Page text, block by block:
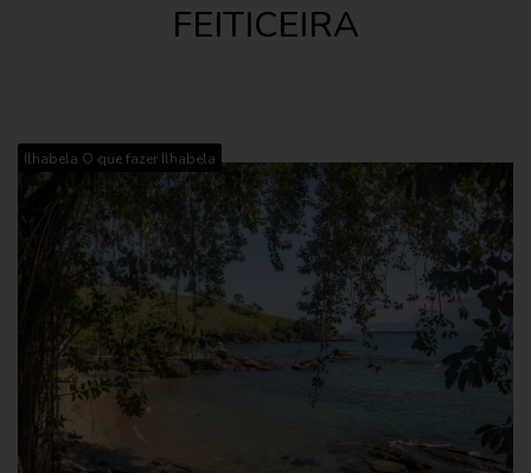
FEITICEIRA
Ilhabela O que fazer Ilhabela